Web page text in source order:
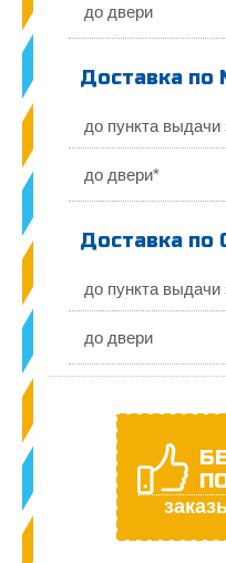
до двери
Доставка по
до пункта выдачи
до двери*
Доставка по
до пункта выдачи
до двери